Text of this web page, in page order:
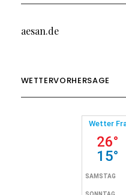
aesan.de
WETTERVORHERSAGE